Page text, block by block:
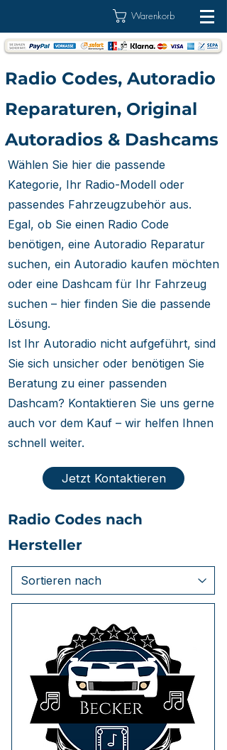
Warenkorb
Radio Codes, Autoradio
Reparaturen, Original
Autoradios & Dashcams
Wählen Sie hier die passende
Kategorie, Ihr Radio-Modell oder
passendes Fahrzeugzubehör aus.
Egal, ob Sie einen Radio Code
benötigen, eine Autoradio Reparatur
suchen, ein Autoradio kaufen möchten
oder eine Dashcam für Ihr Fahrzeug
suchen – hier finden Sie die passende
Lösung.
Ist Ihr Autoradio nicht aufgeführt, sind
Sie sich unsicher oder benötigen Sie
Beratung zu einer passenden
Dashcam? Kontaktieren Sie uns gerne
auch vor dem Kauf – wir helfen Ihnen
schnell weiter.
Jetzt Kontaktieren
Radio Codes nach
Hersteller